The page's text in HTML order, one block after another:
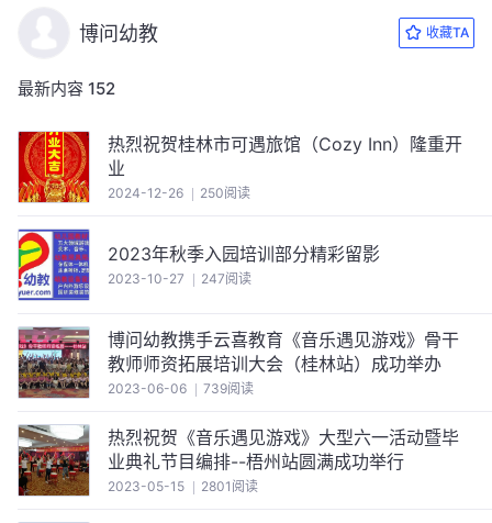
博问幼教 收藏TA
最新内容 152
热烈祝贺桂林市可遇旅馆（Cozy Inn）隆重开
业
2024-12-26 250阅读
2023年秋季入园培训部分精彩留影
2023-10-27 247阅读
博问幼教携手云喜教育《音乐遇见游戏》骨干
教师师资拓展培训大会（桂林站）成功举办
2023-06-06 739阅读
热烈祝贺《音乐遇见游戏》大型六一活动暨毕
业典礼节目编排--梧州站圆满成功举行
2023-05-15 2801阅读